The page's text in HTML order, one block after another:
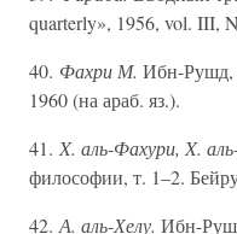
quarterly», 1956, vol. III,
40. Фахри М. Ибн-Рушд,
1960 (на араб. яз.).
41. X. аль-Фахури, X.
философии, т. 1–2.
42. А. аль-Хелу. Ибн-